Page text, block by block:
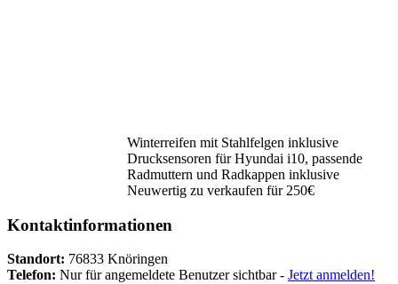
Winterreifen mit Stahlfelgen inklusive
Drucksensoren für Hyundai i10, passende
Radmuttern und Radkappen inklusive
Neuwertig zu verkaufen für 250€
Kontaktinformationen
Standort: 76833 Knöringen
Telefon: Nur für angemeldete Benutzer sichtbar - Jetzt anmelden!